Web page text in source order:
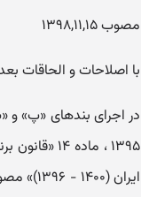
مصوب ۱۳۹۸,۱۱,۱۵
با اصلاحات و الحاقات
۱۳۹۵ ،